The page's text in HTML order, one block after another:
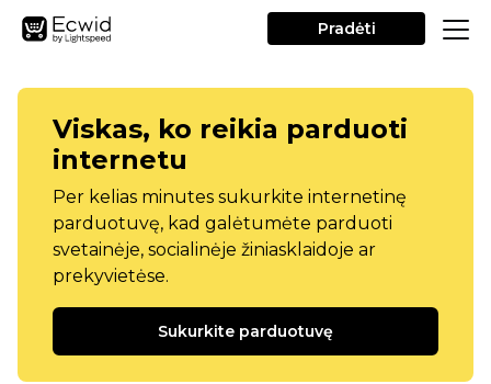
Pradėti
Viskas, ko reikia parduoti
internetu
Per kelias minutes sukurkite internetinę
parduotuvę, kad galėtumėte parduoti
svetainėje, socialinėje žiniasklaidoje ar
prekyvietėse.
Sukurkite parduotuvę